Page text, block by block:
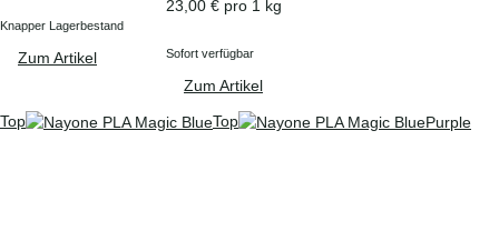
Knapper Lagerbestand
Zum Artikel
23,00 € pro 1 kg
Sofort verfügbar
Zum Artikel
Top
Top